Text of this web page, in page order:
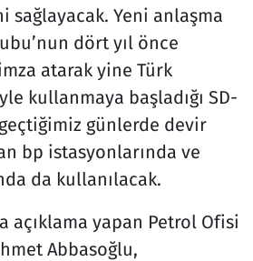
sağlayacak. Yeni anlaşma
dört yıl önce
atarak yine Türk
kullanmaya başladığı SD-
günlerde devir
bp istasyonlarında ve
da kullanılacak.
açıklama yapan Petrol Ofisi
Abbasoğlu,